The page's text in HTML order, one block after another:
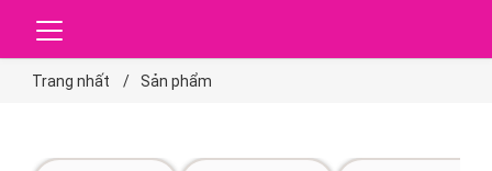
Trang nhất Sản phẩm